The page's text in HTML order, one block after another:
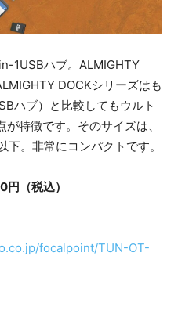
1USBハブ。ALMIGHTY
DOCKシリーズはも
ハブ）と比較してもウルト
特徴です。そのサイズは、
。非常にコンパクトです。
（税込）
focalpoint/TUN-OT-